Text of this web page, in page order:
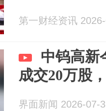
第一财经资讯
中钨高新
成交20万股
界面新闻 2026-07-